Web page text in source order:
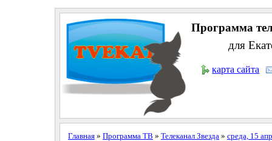
Программа
для
карта сайта
Главная» Программа ТВ » Телеканал Звезда » среда, 15